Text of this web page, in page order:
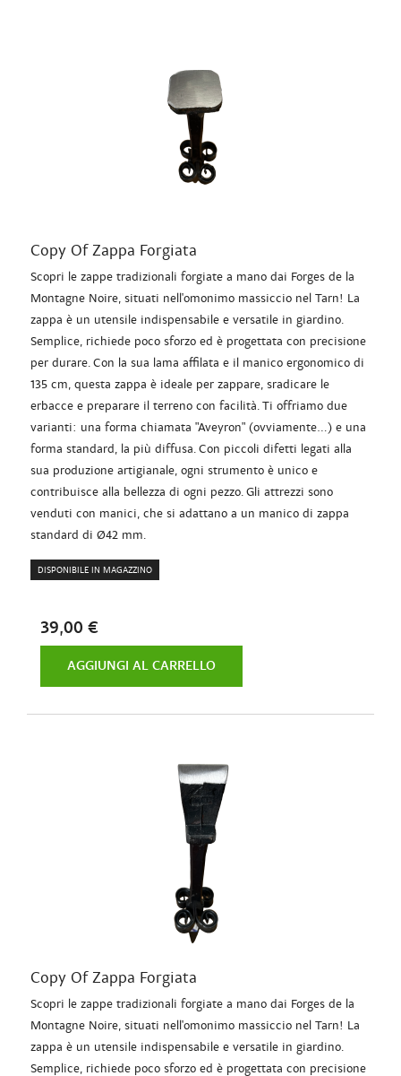
Copy Of Zappa Forgiata
Scopri le zappe tradizionali forgiate a mano dai Forges de la
Montagne Noire, situati nell'omonimo massiccio nel Tarn! La
zappa è un utensile indispensabile e versatile in giardino.
Semplice, richiede poco sforzo ed è progettata con precisione
per durare. Con la sua lama affilata e il manico ergonomico di
135 cm, questa zappa è ideale per zappare, sradicare le
erbacce e preparare il terreno con facilità. Ti offriamo due
varianti: una forma chiamata "Aveyron" (ovviamente...) e una
forma standard, la più diffusa. Con piccoli difetti legati alla
sua produzione artigianale, ogni strumento è unico e
contribuisce alla bellezza di ogni pezzo. Gli attrezzi sono
venduti con manici, che si adattano a un manico di zappa
standard di Ø42 mm.
DISPONIBILE IN MAGAZZINO
39,00 €
AGGIUNGI AL CARRELLO
Copy Of Zappa Forgiata
Scopri le zappe tradizionali forgiate a mano dai Forges de la
Montagne Noire, situati nell'omonimo massiccio nel Tarn! La
zappa è un utensile indispensabile e versatile in giardino.
Semplice, richiede poco sforzo ed è progettata con precisione